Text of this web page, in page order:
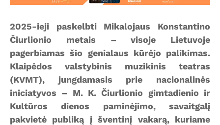
2025-ieji paskelbti Mikalojaus Konstantino
Čiurlionio metais – visoje Lietuvoje
pagerbiamas šio genialaus kūrėjo palikimas.
Klaipėdos valstybinis muzikinis teatras
(KVMT), jungdamasis prie nacionalinės
iniciatyvos – M. K. Čiurlionio gimtadienio ir
Kultūros dienos paminėjimo, savaitgalį
pakvietė publiką į šventinį vakarą, kuriame